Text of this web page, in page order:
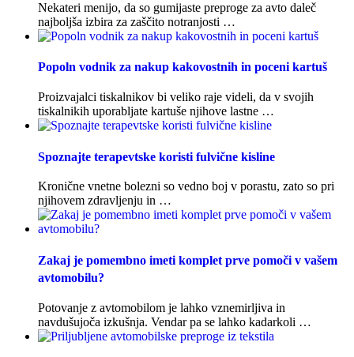
Nekateri menijo, da so gumijaste preproge za avto daleč
najboljša izbira za zaščito notranjosti …
Popoln vodnik za nakup kakovostnih in poceni kartuš
Proizvajalci tiskalnikov bi veliko raje videli, da v svojih
tiskalnikih uporabljate kartuše njihove lastne …
Spoznajte terapevtske koristi fulvične kisline
Kronične vnetne bolezni so vedno boj v porastu, zato so pri
njihovem zdravljenju in …
Zakaj je pomembno imeti komplet prve pomoči v vašem
avtomobilu?
Potovanje z avtomobilom je lahko vznemirljiva in
navdušujoča izkušnja. Vendar pa se lahko kadarkoli …